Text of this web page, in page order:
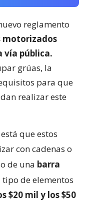
reglamento
motorizados
vía pública.
grúas, la
para que
realizar este
que estos
con cadenas o
de una barra
tipo de elementos
$20 mil y los $50